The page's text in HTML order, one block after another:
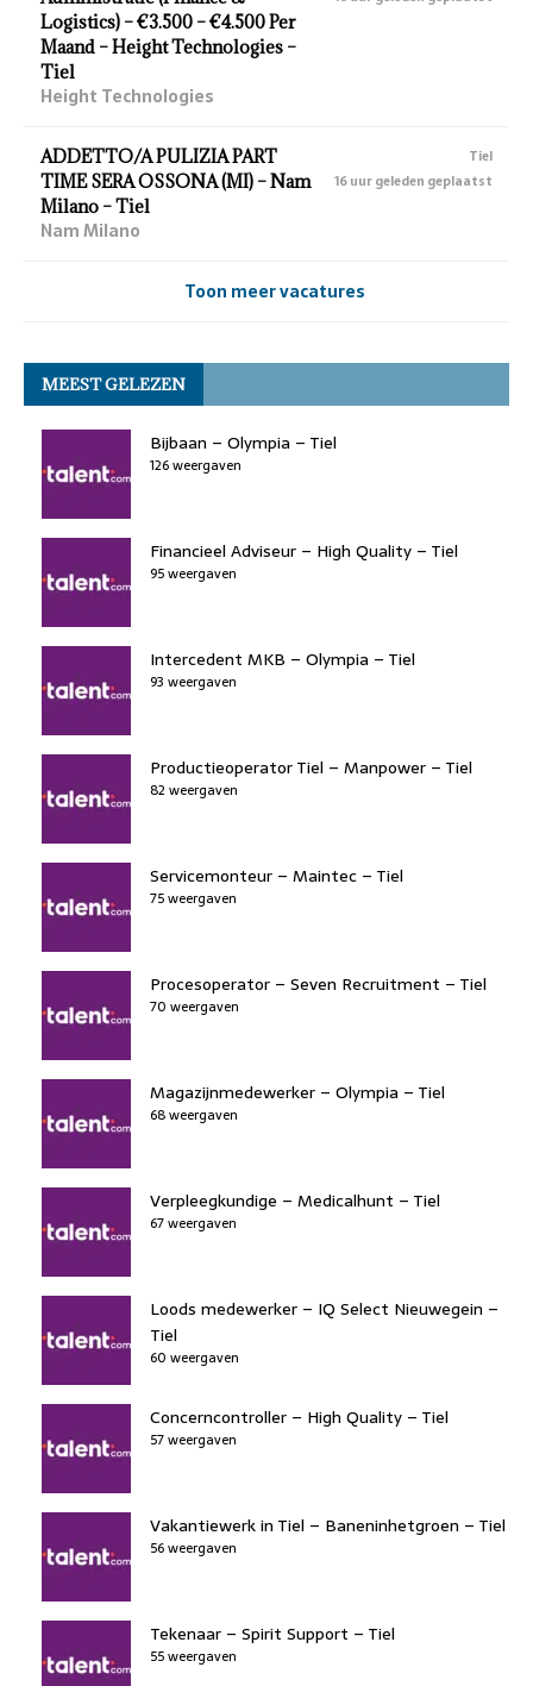
Logistics) – €3.500 – €4.500 Per
Maand – Height Technologies –
Tiel
Height Technologies
ADDETTO/A PULIZIA PART
TIME SERA OSSONA (MI) – Nam
Milano – Tiel
Nam Milano
Tiel
16 uur geleden geplaatst
Toon meer vacatures
MEEST GELEZEN
Bijbaan – Olympia – Tiel
126 weergaven
Financieel Adviseur – High Quality – Tiel
95 weergaven
Intercedent MKB – Olympia – Tiel
93 weergaven
Productieoperator Tiel – Manpower – Tiel
82 weergaven
Servicemonteur – Maintec – Tiel
75 weergaven
Procesoperator – Seven Recruitment – Tiel
70 weergaven
Magazijnmedewerker – Olympia – Tiel
68 weergaven
Verpleegkundige – Medicalhunt – Tiel
67 weergaven
Loods medewerker – IQ Select Nieuwegein –
Tiel
60 weergaven
Concerncontroller – High Quality – Tiel
57 weergaven
Vakantiewerk in Tiel – Baneninhetgroen – Tiel
56 weergaven
Tekenaar – Spirit Support – Tiel
55 weergaven